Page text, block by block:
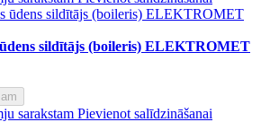
sildītājs (boileris) ELEKTROMET
sarakstam Pievienot salīdzināšanai